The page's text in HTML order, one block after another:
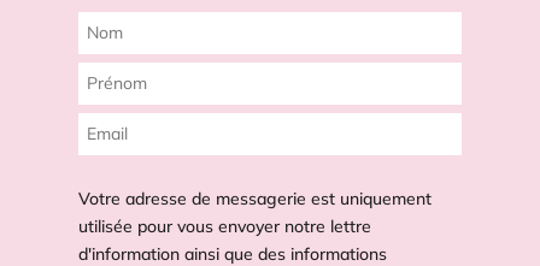
Votre adresse de messagerie est uniquement
utilisée pour vous envoyer notre lettre
d'information ainsi que des informations